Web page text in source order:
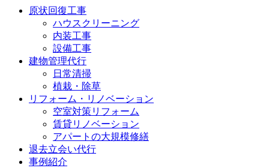
原状回復工事
ハウスクリーニング
内装工事
設備工事
建物管理代行
日常清掃
植栽・除草
リフォーム・リノベーション
空室対策リフォーム
賃貸リノベーション
アパートの大規模修繕
退去立会い代行
事例紹介